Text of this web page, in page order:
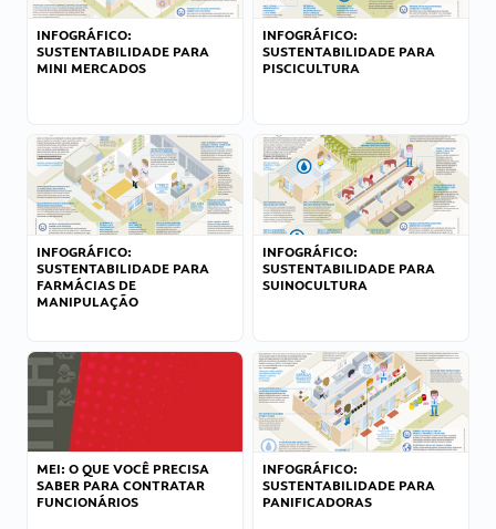
INFOGRÁFICO:
SUSTENTABILIDADE PARA
MINI MERCADOS
INFOGRÁFICO:
SUSTENTABILIDADE PARA
PISCICULTURA
INFOGRÁFICO:
SUSTENTABILIDADE PARA
FARMÁCIAS DE
MANIPULAÇÃO
INFOGRÁFICO:
SUSTENTABILIDADE PARA
SUINOCULTURA
MEI: O QUE VOCÊ PRECISA
SABER PARA CONTRATAR
FUNCIONÁRIOS
INFOGRÁFICO:
SUSTENTABILIDADE PARA
PANIFICADORAS